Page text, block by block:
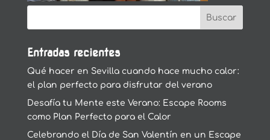
Entradas recientes
Qué hacer en Sevilla cuando hace mucho calor:
el plan perfecto para disfrutar del verano
Desafía tu Mente este Verano: Escape Rooms
como Plan Perfecto para el Calor
Celebrando el Día de San Valentín en un Escape